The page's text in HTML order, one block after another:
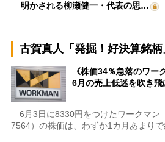
明かされる柳瀬健一・代表の思…
古賀真人「発掘！好決算銘柄
《株価34％急落のワー
6月の売上低迷を吹き
6月3日に8330円をつけたワークマン
7564）の株価は、わずか1カ月あまり